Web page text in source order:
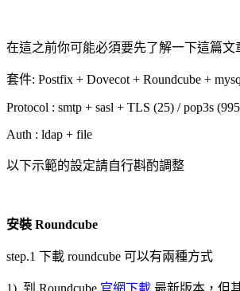
在這之前你可能必須要先了解一下這篇文
套件: Postfix + Dovecot + Roundcube +
Protocol : smtp + sasl + TLS (25) / pop3s
Auth : ldap + file
以下示範的設定請自行斟酌調整
安裝 Roundcube
step.1 下載 roundcube 可以有兩種方式
1). 到 Roundcube 官網下載 最新版本，但